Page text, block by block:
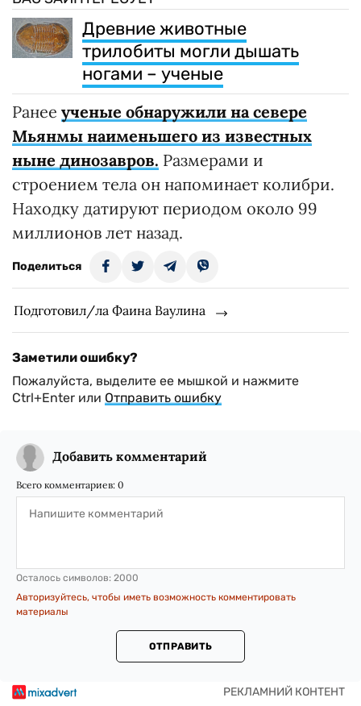
Древние животные
трилобиты могли дышать
ногами – ученые
Ранее ученые обнаружили на севере
Мьянмы наименьшего из известных
ныне динозавров. Размерами и
строением тела он напоминает колибри.
Находку датируют периодом около 99
миллионов лет назад.
Поделиться
Подготовил/ла Фаина Ваулина
Заметили ошибку?
Пожалуйста, выделите ее мышкой и нажмите
Ctrl+Enter или Отправить ошибку
Добавить комментарий
Всего комментариев: 0
Осталось символов: 2000
Авторизуйтесь, чтобы иметь возможность комментировать
материалы
ОТПРАВИТЬ